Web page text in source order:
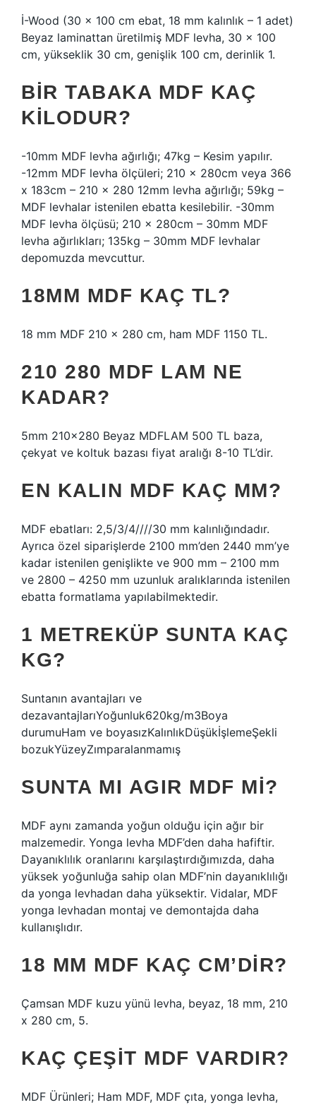
İ-Wood (30 x 100 cm ebat, 18 mm kalınlık – 1 adet)
Beyaz laminattan üretilmiş MDF levha, 30 x 100
cm, yükseklik 30 cm, genişlik 100 cm, derinlik 1.
BIR TABAKA MDF KAÇ
KILODUR?
-10mm MDF levha ağırlığı; 47kg – Kesim yapılır.
-12mm MDF levha ölçüleri; 210 x 280cm veya 366
x 183cm – 210 x 280 12mm levha ağırlığı; 59kg –
MDF levhalar istenilen ebatta kesilebilir. -30mm
MDF levha ölçüsü; 210 x 280cm – 30mm MDF
levha ağırlıkları; 135kg – 30mm MDF levhalar
depomuzda mevcuttur.
18MM MDF KAÇ TL?
18 mm MDF 210 x 280 cm, ham MDF 1150 TL.
210 280 MDF LAM NE
KADAR?
5mm 210×280 Beyaz MDFLAM 500 TL baza,
çekyat ve koltuk bazası fiyat aralığı 8-10 TL’dir.
EN KALIN MDF KAÇ MM?
MDF ebatları: 2,5/3/4////30 mm kalınlığındadır.
Ayrıca özel siparişlerde 2100 mm’den 2440 mm’ye
kadar istenilen genişlikte ve 900 mm – 2100 mm
ve 2800 – 4250 mm uzunluk aralıklarında istenilen
ebatta formatlama yapılabilmektedir.
1 METREKÜP SUNTA KAÇ
KG?
Suntanın avantajları ve
dezavantajlarıYoğunluk620kg/m3Boya
durumuHam ve boyasızKalınlıkDüşükİşlemeŞekli
bozukYüzeyZımparalanmamış
SUNTA MI AGIR MDF MI?
MDF aynı zamanda yoğun olduğu için ağır bir
malzemedir. Yonga levha MDF’den daha hafiftir.
Dayanıklılık oranlarını karşılaştırdığımızda, daha
yüksek yoğunluğa sahip olan MDF’nin dayanıklılığı
da yonga levhadan daha yüksektir. Vidalar, MDF
yonga levhadan montaj ve demontajda daha
kullanışlıdır.
18 MM MDF KAÇ CM’DIR?
Çamsan MDF kuzu yünü levha, beyaz, 18 mm, 210
x 280 cm, 5.
KAÇ ÇEŞIT MDF VARDIR?
MDF Ürünleri; Ham MDF, MDF çıta, yonga levha,